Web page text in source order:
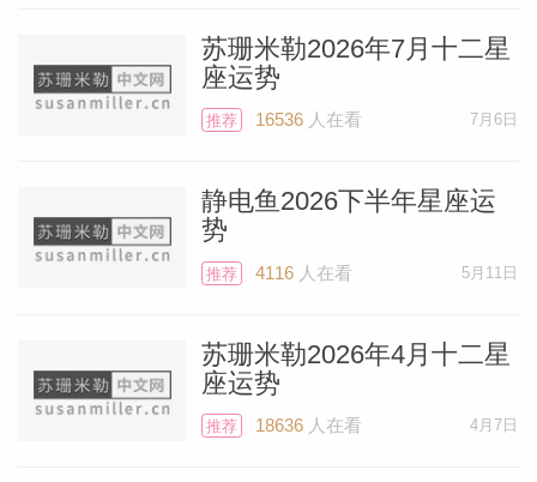
处女座、摩羯座、巨蟹座、天蝎座、或双鱼
座8°-18°，这颗星体也会被满月积极点亮，
1月的星象美好到令人屏息，如此程度前所
未见。新月甚至更为盛大。1月19日，新月
关系、外国人、海外地区、移民相关事项
（包括签证、国籍、护照、居留等等）的第
九宫——所有相关领域都在为你闪耀。再来
苏珊米勒2026年7月十二星
座运势
推荐 16536人在看 7月6日
静电鱼2026下半年星座运
势
推荐 4116人在看 5月11日
苏珊米勒2026年4月十二星
座运势
推荐 18636人在看 4月7日